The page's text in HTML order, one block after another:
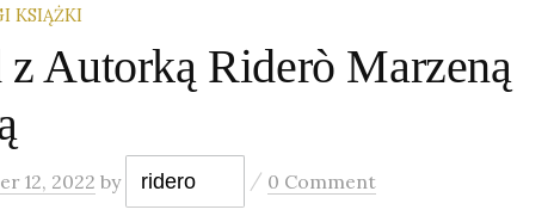
KSIĄŻKI
Autorką Riderò Marzeną
12, 2022 by ridero / 0 Comment